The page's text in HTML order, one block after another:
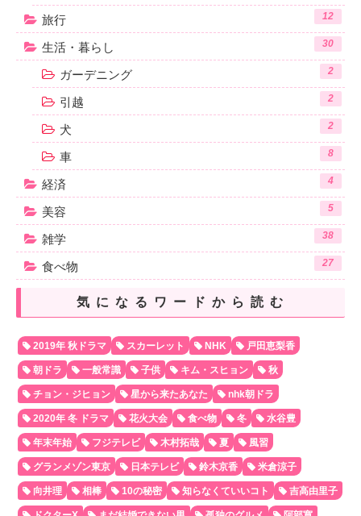
旅行 12
生活・暮らし 30
ガーデニング 2
引越 2
犬 2
車 8
経済 4
美容 5
雑学 38
食べ物 27
気になるワードから読む
2019年 秋ドラマ スカーレット NHK 戸田恵梨香
朝ドラ 一般常識 子供 キム・スヒョン 秋
チョン・ジヒョン 星から来たあなた nhk朝ドラ
2020年 冬 ドラマ 花火大会 食べ物 冬 水谷豊
年末年始 フジテレビ 木村拓哉 夏 風習
グランメゾン東京 日本テレビ 鈴木京香 米倉涼子
向井理 相棒 10の秘密 知らなくていいコト 吉高由里子